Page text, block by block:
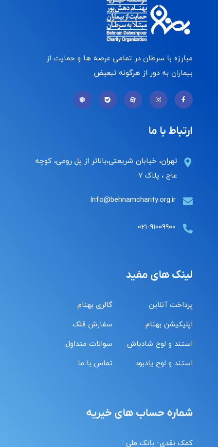
مبارزه با سرطان در تمامی عرصه ها و حمایت از
بیماران به دور از هرگونه تبعیض
ارتباط با ما
تهران، خیابان شریعتی،بالاتر از پل رومی، کوچه
عاج ، پلاک ۷
Info@behnamcharity.org.ir
۰۲۱-۹۱۰۰۹۹۰۰
لینک های مفید
پرداخت آنلاین
اپلیکیشن بهنام
استند و لوح شادباش
استند و لوح یادبود
گالری بهنام
سفارش قلک
سوالات متداول
تماس با ما
شماره حساب های خیریه
کمک نقدی- بانک ملی :